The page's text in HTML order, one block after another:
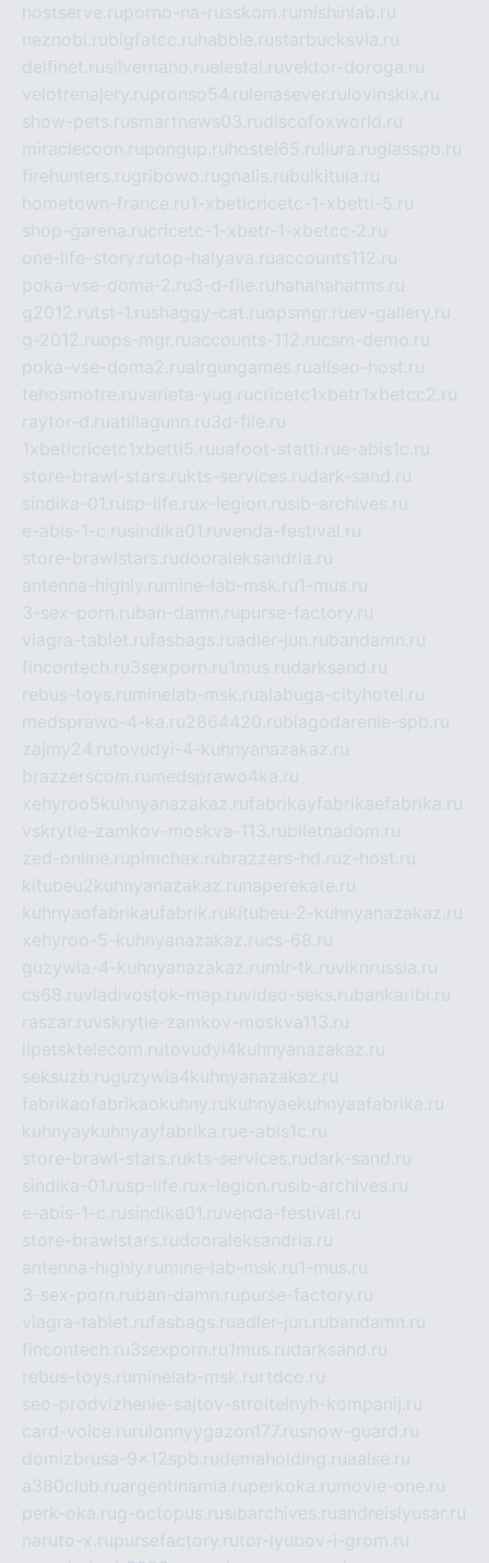
hostserve.ruporno-na-russkom.ru mishinlab.ru
neznobi.rubigfatcc.ru habble.rustarbucksvia.ru
delfinet.rusilvernano.ruelestal.ruvektor-doroga.ru
velotrenajery.rupronso54.ru lenasever.ru lovinskix.ru
show-pets.rusmartnews03.rudiscofoxworld.ru
miraclecoon.rupongup.ru hostel65.ru liura.ruglasspb.ru
firehunters.rugribowo.rugnalis.rubulkitula.ru
hometown-france.ru1-xbeticricetc-1-xbetti-5.ru
shop-garena.rucricetc-1-xbetr-1-xbetcc-2.ru
one-life-story.rutop-halyava.ruaccounts112.ru
poka-vse-doma-2.ru3-d-file.ru hahahaharms.ru
g2012.rutst-1.rushaggy-cat.ruopsmgr.ruev-gallery.ru
g-2012.ruops-mgr.ruaccounts-112.rucsm-demo.ru
poka-vse-doma2.ruairgungames.ruallseo-host.ru
tehosmotre.ruvarieta-yug.rucricetc1xbetr1xbetcc2.ru
raytor-d.ruatillagunn.ru3d-file.ru
1xbeticricetc1xbetti5.ruuafoot-statti.rue-abis1c.ru
store-brawl-stars.rukts-services.rudark-sand.ru
sindika-01.rusp-life.rux-legion.rusib-archives.ru
e-abis-1-c.rusindika01.ruvenda-festival.ru
store-brawlstars.rudooraleksandria.ru
antenna-highly.ru mine-lab-msk.ru1-mus.ru
3-sex-porn.ruban-damn.rupurse-factory.ru
viagra-tablet.rufasbags.ruadler-jun.rubandamn.ru
fincontech.ru3sexporn.ru1mus.rudarksand.ru
rebus-toys.ru minelab-msk.rualabuga-cityhotel.ru
medsprawo-4-ka.ru2864420.rublagodarenie-spb.ru
zajmy24.rutovudyi-4-kuhnyanazakaz.ru
brazzerscom.ru medsprawo4ka.ru
xehyroo5kuhnyanazakaz.rufabrikayfabrikaefabrika.ru
vskrytie-zamkov-moskva-113.rubiletnadom.ru
zed-online.rupimchax.rubrazzers-hd.ruz-host.ru
kitubeu2kuhnyanazakaz.ru naperekate.ru
kuhnyaofabrikaufabrik.rukitubeu-2-kuhnyanazakaz.ru
xehyroo-5-kuhnyanazakaz.rucs-68.ru
guzywia-4-kuhnyanazakaz.ru mir-tk.ruvlknrussia.ru
cs68.ruvladivostok-map.ruvideo-seks.rubankaribi.ru
raszar.ruvskrytie-zamkov-moskva113.ru
lipetsktelecom.rutovudyi4kuhnyanazakaz.ru
seksuzb.ruguzywia4kuhnyanazakaz.ru
fabrikaofabrikaokuhny.rukuhnyaekuhnyaafabrika.ru
kuhnyaykuhnyayfabrika.rue-abis1c.ru
store-brawl-stars.rukts-services.rudark-sand.ru
sindika-01.rusp-life.rux-legion.rusib-archives.ru
e-abis-1-c.rusindika01.ruvenda-festival.ru
store-brawlstars.rudooraleksandria.ru
antenna-highly.ru mine-lab-msk.ru1-mus.ru
3-sex-porn.ruban-damn.rupurse-factory.ru
viagra-tablet.rufasbags.ruadler-jun.rubandamn.ru
fincontech.ru3sexporn.ru1mus.rudarksand.ru
rebus-toys.ru minelab-msk.ru rtdco.ru
seo-prodvizhenie-sajtov-stroitelnyh-kompanij.ru
card-voice.ru rulonnyygazon177.rusnow-guard.ru
domizbrusa-9x12spb.rudemaholding.ruaalse.ru
a380club.ruargentinamia.ruperkoka.ru movie-one.ru
perk-oka.rug-octopus.rusibarchives.ruandreislyusar.ru
naruto-x.rupursefactory.rutor-lyubov-i-grom.ru